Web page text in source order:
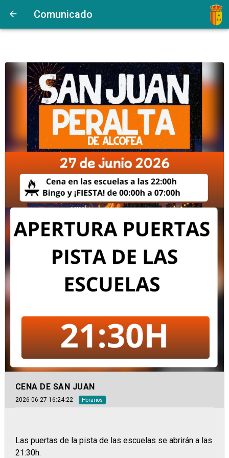
Comunicado
CENA DE SAN JUAN
2026-06-27 16:24:22 Horarios
Las puertas de la pista de las escuelas se abrirán a las
21:30h.